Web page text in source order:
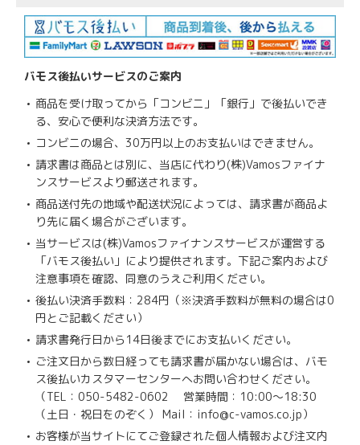
バモス後払いサービスのご案内
商品を受け取ってから「コンビニ」「銀行」で後払いでき
る、安心で便利な決済方法です。
コンビニの場合、30万円以上のお支払いはできません。
請求書は商品とは別に、当店に代わり(株)Vamosファイナ
ンスサービスより郵送されます。
商品送付先の地域や配送状況によっては、請求書が商品よ
り先に届く場合がございます。
当サービスは(株)Vamosファイナンスサービスが運営する
「バモス後払い」により提供されます。下記ご案内および
注意事項を確認、同意のうえご利用ください。
後払い決済手数料：284円（※決済手数料が無料の場合は0
円とご記載ください）
請求書発行日から14日後までにお支払いください。
ご注文日から数日経っても請求書が届かない場合は、バモ
ス後払いカスタマーセンターへお問い合わせください。
（TEL：050-5482-0602 営業時間：10:00～18:30
（土日・祝日をのぞく） Mail：info@c-vamos.co.jp）
お客様が当サイトにてご登録された個人情報および注文内